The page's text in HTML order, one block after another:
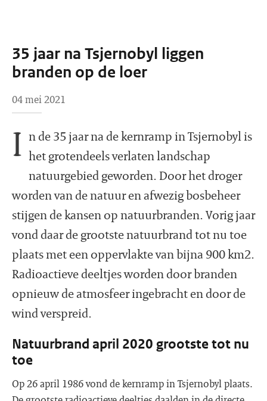
35 jaar na Tsjernobyl liggen
branden op de loer
04 mei 2021
I n de 35 jaar na de kernramp in Tsjernobyl is
het grotendeels verlaten landschap
natuurgebied geworden. Door het droger
worden van de natuur en afwezig bosbeheer
stijgen de kansen op natuurbranden. Vorig jaar
vond daar de grootste natuurbrand tot nu toe
plaats met een oppervlakte van bijna 900 km2.
Radioactieve deeltjes worden door branden
opnieuw de atmosfeer ingebracht en door de
wind verspreid.
Natuurbrand april 2020 grootste tot nu
toe
Op 26 april 1986 vond de kernramp in Tsjernobyl plaats.